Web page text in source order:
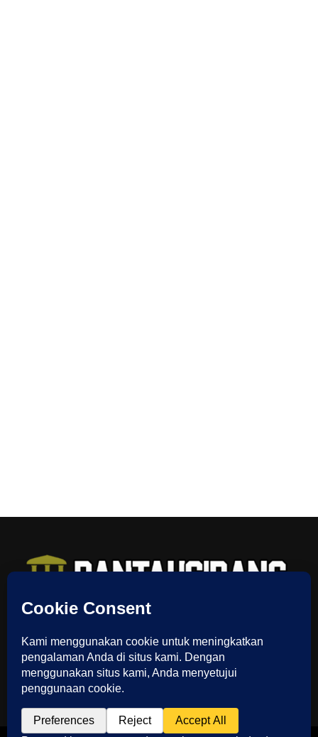
TENTANG KAMI REDAKSI INDEX
SITEMAP
YOUTUBE CHANNEL